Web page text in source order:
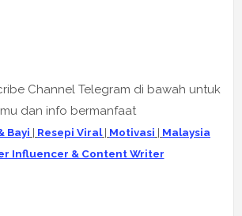
Channel Telegram di bawah untuk
dan info bermanfaat
Bayi | Resepi Viral| Motivasi | Malaysia
Influencer & Content Writer